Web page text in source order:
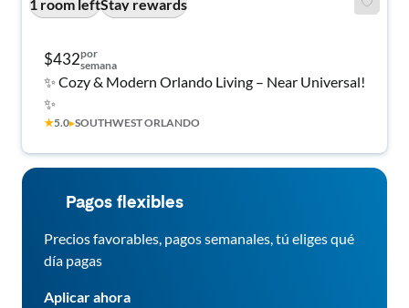
1 room leftStay rewards
$432por
semana
✨ Cozy & Modern Orlando Living – Near Universal!
✨
★5.0▸SOUTHWEST ORLANDO
Pagos flexibles
Precios favorables, pagos semanales, tú eliges qué
día pagas
Aplicar ahora